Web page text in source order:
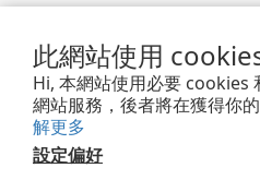
此網站使用
Hi, 本網站使用必要 cookies
網站服務，後者將在獲得你
解更多
設定偏好
香港商鈦德股份有限公司台灣
新北市中和區中